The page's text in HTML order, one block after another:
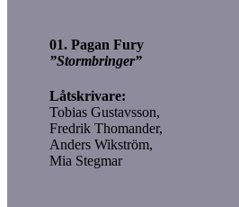
01. Pagan Fury
”Stormbringer”
Låtskrivare:
Tobias Gustavsson,
Fredrik Thomander,
Anders Wikström,
Mia Stegmar